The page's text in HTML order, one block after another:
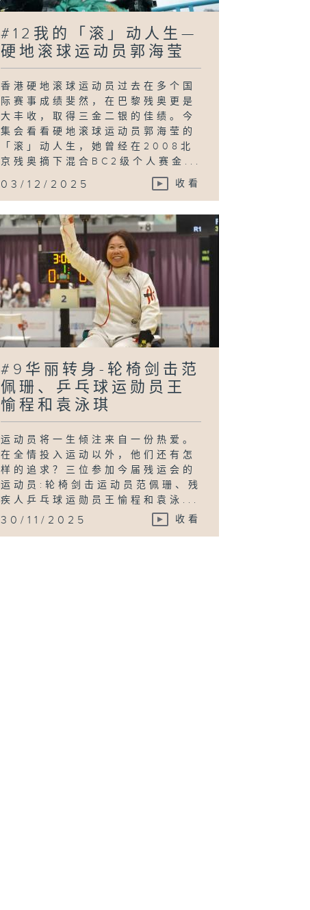
#12我的「滚」动人生—
硬地滚球运动员郭海莹
香港硬地滚球运动员过去在多个国
际赛事成绩斐然，在巴黎残奥更是
大丰收，取得三金二银的佳绩。今
集会看看硬地滚球运动员郭海莹的
「滚」动人生，她曾经在2008北
京残奥摘下混合BC2级个人赛金...
03/12/2025 收看
#9华丽转身-轮椅剑击范
佩珊、乒乓球运勋员王
愉程和袁泳琪
运动员将一生倾注来自一份热爱。
在全情投入运动以外，他们还有怎
样的追求？三位参加今届残运会的
运动员:轮椅剑击运动员范佩珊、残
疾人乒乓球运勋员王愉程和袁泳...
30/11/2025 收看